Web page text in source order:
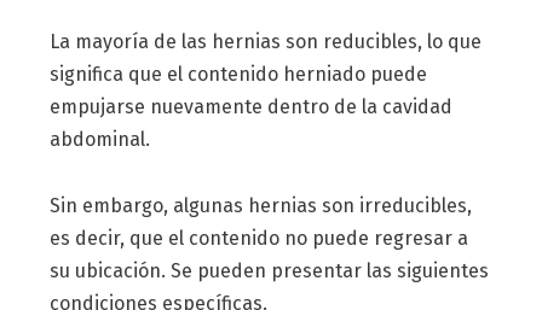
La mayoría de las hernias son reducibles, lo que
significa que el contenido herniado puede
empujarse nuevamente dentro de la cavidad
abdominal.
Sin embargo, algunas hernias son irreducibles,
es decir, que el contenido no puede regresar a
su ubicación. Se pueden presentar las siguientes
condiciones específicas.